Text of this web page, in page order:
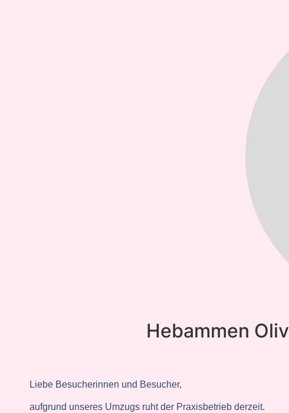
Hebammen
Liebe Besucherinnen und Besucher,
aufgrund unseres Umzugs ruht der Praxisbetrieb derzeit.